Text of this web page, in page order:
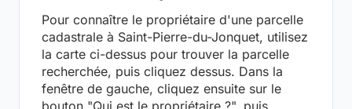
Pour connaître le propriétaire d'une parcelle
cadastrale à Saint-Pierre-du-Jonquet, utilisez
la carte ci-dessus pour trouver la parcelle
recherchée, puis cliquez dessus. Dans la
fenêtre de gauche, cliquez ensuite sur le
bouton "Qui est le propriétaire ?", puis